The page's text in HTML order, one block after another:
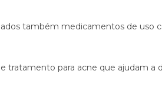
também medicamentos de
para acne que ajudam a